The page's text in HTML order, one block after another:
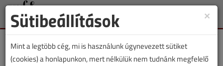
Toggle
×
Sütibeállítások
Mint a legtöbb cég, mi is használunk úgynevezett sütiket
(cookies) a honlapunkon, mert nélkülük nem tudnánk megfelelő